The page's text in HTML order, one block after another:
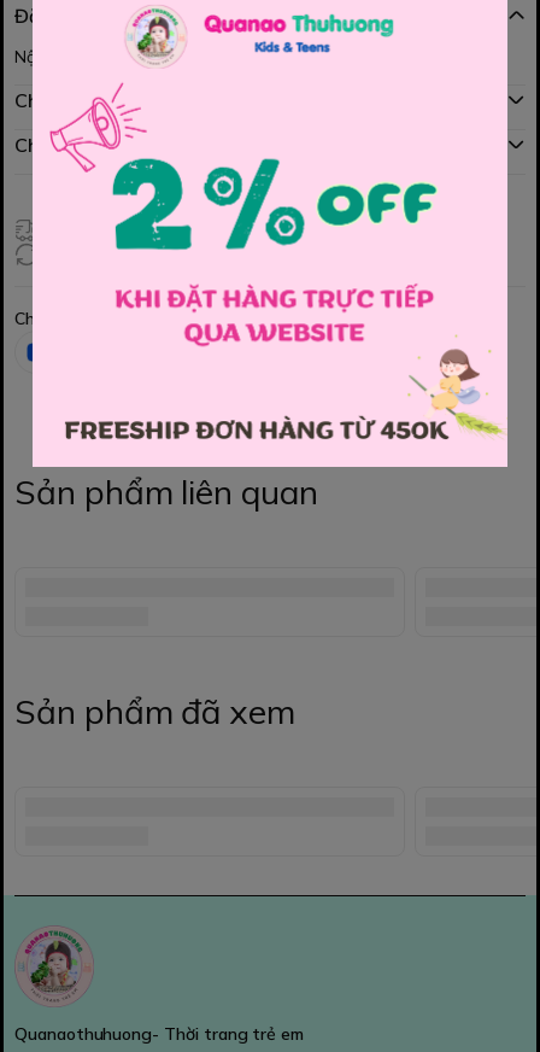
Đặc điểm nổi bật
Nội dung đang được cập nhật
Chính sách mua hàng
Chính sách đổi hàng
Giao hàng toàn quốc
Đổi hàng 3 ngày (HCM), 7 ngày (Tỉnh)
Chia sẻ
Sản phẩm liên quan
Sản phẩm đã xem
Quanaothuhuong- Thời trang trẻ em